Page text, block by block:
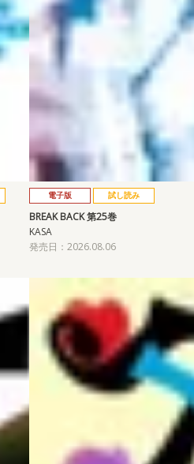
電子版 試し読み
BREAK BACK 第25巻
KASA
発売日：2026.08.06